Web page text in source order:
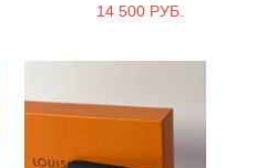
14 500 РУБ.